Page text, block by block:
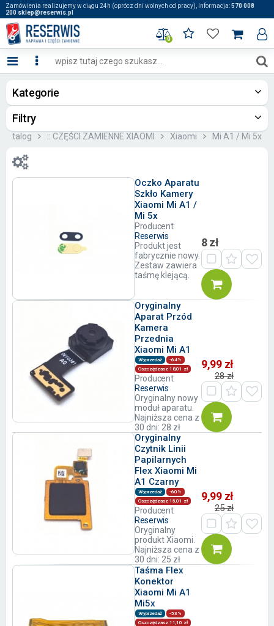
Zamówienia realizujemy w ciągu 24h (oprócz dni wolnych od pracy), Informacja:570 008
200 sklep@reserwis.pl
0
Kategorie
Filtry
Katalog :: CZĘŚCI ZAMIENNE XIAOMI Xiaomi Mi A1 / Mi 5x
Oczko Aparatu
Szkło Kamery
Xiaomi Mi A1 /
Mi 5x
Producent:
Reserwis
Produkt jest
fabrycznie nowy.
Zestaw zawiera
taśmę klejącą.
8 zł
Oryginalny
Aparat Przód
Kamera
Przednia
Xiaomi Mi A1
Wyprzedaż
-64%
Oszczędzasz 18,01 zł
Producent:
Reserwis
Oryginalny nowy
moduł aparatu.
Najniższa cena z
30 dni: 28 zł
9,99 zł
28 zł
Oryginalny
Czytnik Linii
Papilarnych
Flex Xiaomi Mi
A1 Czarny
Wyprzedaż
-60%
Oszczędzasz 15,01 zł
Producent:
Reserwis
Oryginalny
produkt Xiaomi.
Najniższa cena z
30 dni: 25 zł
9,99 zł
25 zł
Taśma Flex
Konektor
Xiaomi Mi A1
Mi5x
Wyprzedaż
-53%
Oszczędzasz 11,10 zł